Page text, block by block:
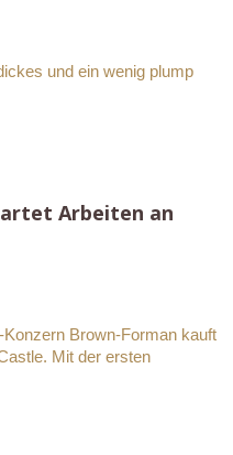
und ein wenig plump
Arbeiten an
Brown-Forman kauft
Mit der ersten